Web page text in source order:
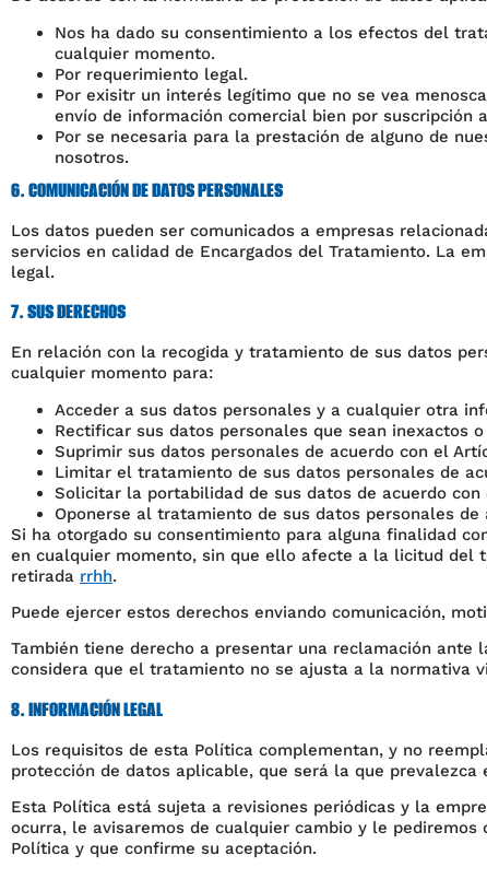
Nos ha dado su consentimiento a los efectos del
cualquier momento.
Por requerimiento legal.
Por exisitr un interés legítimo que no se vea
envío de información comercial bien por
Por se necesaria para la prestación de alguno de
nosotros.
6. COMUNICACIÓN DE DATOS PERSONALES
Los datos pueden ser comunicados a empresas
servicios en calidad de Encargados del Tratamiento. La
legal.
7. SUS DERECHOS
En relación con la recogida y tratamiento de sus datos
cualquier momento para:
Acceder a sus datos personales y a cualquier otra
Rectificar sus datos personales que sean inexactos
Suprimir sus datos personales de acuerdo con el
Limitar el tratamiento de sus datos personales de
Solicitar la portabilidad de sus datos de acuerdo
Oponerse al tratamiento de sus datos personales de
Si ha otorgado su consentimiento para alguna finalidad
en cualquier momento, sin que ello afecte a la licitud del
retirada rrhh.
Puede ejercer estos derechos enviando comunicación,
También tiene derecho a presentar una reclamación ante
considera que el tratamiento no se ajusta a la normativa
8. INFORMACIÓN LEGAL
Los requisitos de esta Política complementan, y no
protección de datos aplicable, que será la que prevalezca
Esta Política está sujeta a revisiones periódicas y la
ocurra, le avisaremos de cualquier cambio y le
Política y que confirme su aceptación.